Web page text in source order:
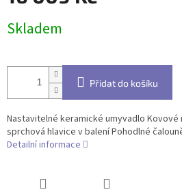
cena:
Skladem
Přidat do košíku
Nastavitelné keramické umyvadlo
sprchová hlavice v balení Pohodlné
Detailní informace